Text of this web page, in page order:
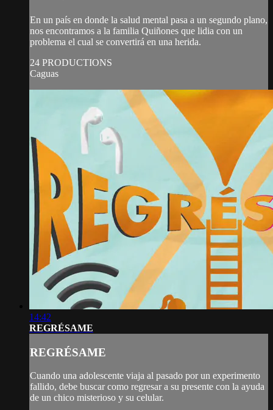
En un país en donde la salud mental pasa a un segundo plano,
nos encontramos a la familia Quiñones que lidia con un
problema el cual se convertirá en una herida.
24 PRODUCTIONS
Caguas
14:42
REGRÉSAME
REGRÉSAME
Cuando una adolescente viaja al pasado por un experimento
fallido, debe buscar como regresar a su presente con la ayuda
de un chico misterioso y su celular.